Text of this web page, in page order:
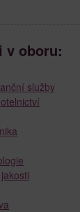
v oboru:
služby